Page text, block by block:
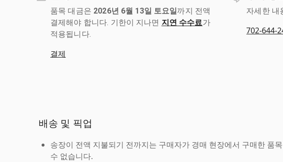
품목 대금은 2026년 6월 13일 토요일까지 전액
결제해야 합니다. 기한이 지나면 지연 수수료 가
적용됩니다.
결제
자세한 내
702-644-
배송 및 픽업
송장이 전액 지불되기 전까지는 구매자가 경매 현장에서 구매한 품
수 없습니다.